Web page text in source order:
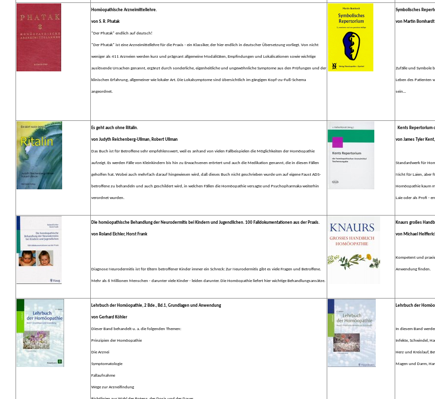
Homöopathische Arzneimittellehre.
von S. R. Phatak
"Der Phatak" endlich auf deutsch!
"Der Phatak" ist eine Arzneimittellehre für die Praxis - ein Klassiker, der hier endlich in deutscher Übersetzung vorliegt. Von nicht
weniger als 411 Arzneien werden kurz und prägnant allgemeine Modalitäten, Empfindungen und Lokalisationen sowie wichtige
auslösende Ursachen genannt, ergänzt durch sonderliche, eigenheitliche und ungewöhnliche Symptome aus den Prüfungen und der
klinischen Erfahrung, allgemeiner wie lokaler Art. Die Lokalsymptome sind übersichtlich im gängigen Kopf-zu-Fuß-Schema
angeordnet.
Symbolisches
von Martin Bomhardt
Zufälle und Symbole
Leben des Patienten
sein...
Es geht auch ohne Ritalin.
von Judyth Reichenberg-Ullman, Robert Ullman
Das Buch ist für Betroffene sehr empfehlenswert, weil es anhand von vielen Fallbeispielen die Möglichkeiten der Homöopathie
aufzeigt. Es werden Fälle von Kleinkindern bis hin zu Erwachsenen erörtert und auch die Medikation genannt, die in diesen Fällen
geholfen hat. Wobei auch mehrfach darauf hingewiesen wird, daß dieses Buch nicht geschrieben wurde um auf eigene Faust ADS-
betroffene zu behandeln und auch geschildert wird, in welchen Fällen die Homöopathie versagte und Psychopharmaka weiterhin
verordnet wurden.
Kents Repertorium
von James Tyler
Standardwerk für
Nicht für Laien, aber
Homöopathie kaum
Laie oder als Profi -
Die homöopathische Behandlung der Neurodermitis bei Kindern und Jugendlichen. 100 Falldokumentationen aus der Praxis.
von Roland Eichler, Horst Frank
Diagnose Neurodermitis ist für Eltern betroffener Kinder immer ein Schreck: Zur Neurodermitis gibt es viele Fragen und Betroffene.
Mehr als 6 Millionen Menschen - darunter viele Kinder - leiden darunter. Die Homöopathie liefert hier wichtige Behandlungsansätze.
Knaurs großes
von Michael
Kompetent und
Anwendung finden.
Lehrbuch der Homöopathie, 2 Bde., Bd.1, Grundlagen und Anwendung
von Gerhard Köhler
Dieser Band behandelt u. a. die folgenden Themen:
Prinzipien der Homöopathie
Die Arznei
Symptomatologie
Fallaufnahme
Wege zur Arzneifindung
Lehrbuch der
In diesem Band
Infekte, Schwindel,
Herz und Kreislauf,
Magen und Darm,